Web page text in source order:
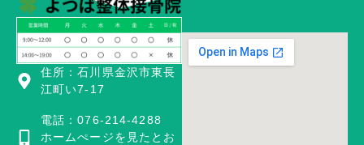
住所：石川県金沢市東長
江町い7-17
電話：076-214-4288
ホームぺージを見たとお